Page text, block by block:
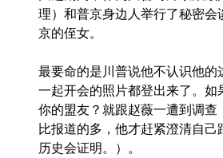
理）和普京身边人举行了秘密
京的侄女。
最要命的是川普说他不认识他
一起开会的照片都登出来了。
你的盟友？就跟赵薇一遭到调查
比报道的多，他才赶紧澄清自
历史会证明。）。